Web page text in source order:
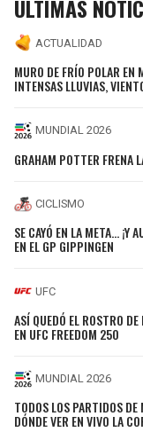
ÚLTIMAS
ACTUALIDAD
MURO DE FRÍO POLAR EN
INTENSAS LLUVIAS,
MUNDIAL 2026
GRAHAM POTTER FRENA
CICLISMO
SE CAYÓ EN LA META… ¡Y
EN EL GP GIPPINGEN
UFC
ASÍ QUEDÓ EL ROSTRO
EN UFC FREEDOM 250
MUNDIAL 2026
TODOS LOS PARTIDOS
DÓNDE VER EN VIVO LA